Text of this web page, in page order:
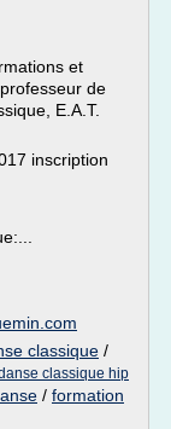
et
de
E.A.T.
inscription
classique /
classique hip
/ formation